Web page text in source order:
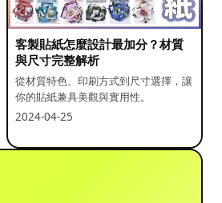
客製貼紙怎麼設計最加分？材質
與尺寸完整解析
從材質特色、印刷方式到尺寸選擇，讓
你的貼紙兼具美觀與實用性。
2024-04-25